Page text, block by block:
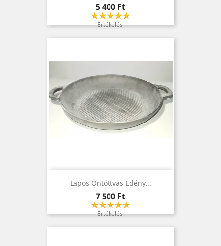
Ár
5 400 Ft
Értékelés
Lapos Öntöttvas Edény...
Ár
7 500 Ft
Értékelés